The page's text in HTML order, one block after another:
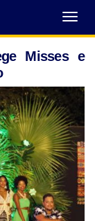
Abrir
Menu
Misses e